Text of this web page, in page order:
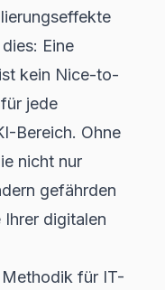
Eine
kein Nice-to-
jede
Bereich. Ohne
nicht nur
gefährden
Ihrer digitalen
Methodik für IT-